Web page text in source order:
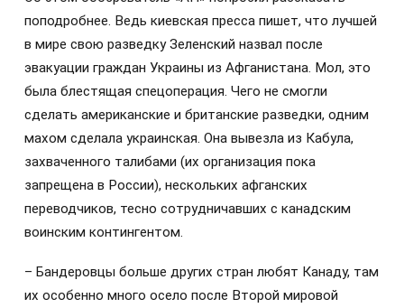
поподробнее. Ведь киевская пресса пишет, что лучшей
в мире свою разведку Зеленский назвал после
эвакуации граждан Украины из Афганистана. Мол, это
была блестящая спецоперация. Чего не смогли
сделать американские и британские разведки, одним
махом сделала украинская. Она вывезла из Кабула,
захваченного талибами (их организация пока
запрещена в России), нескольких афганских
переводчиков, тесно сотрудничавших с канадским
воинским контингентом.
– Бандеровцы больше других стран любят Канаду, там
их особенно много осело после Второй мировой